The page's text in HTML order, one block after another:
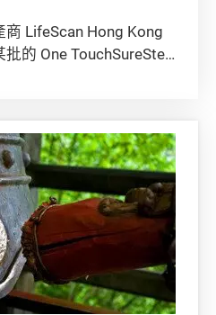
LifeScan Hong Kong
的 One TouchSureStep